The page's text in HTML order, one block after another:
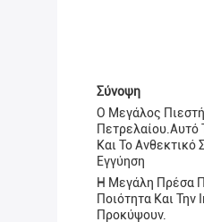
Σύνοψη
Ο Μεγάλος
Πετρελαίου.Αυτό
Και Το
Εγγύηση
Η Μεγάλη Πρέσα
Ποιότητα Και
Προκύψουν.